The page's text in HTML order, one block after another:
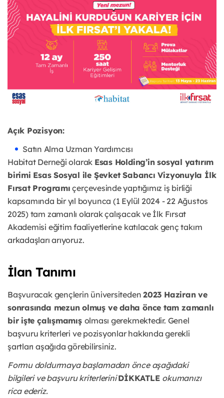
Açık Pozisyon:
Satın Alma Uzman Yardımcısı
Habitat Derneği olarak Esas Holding’in sosyal yatırım
birimi Esas Sosyal ile Şevket Sabancı Vizyonuyla İlk
Fırsat Programı çerçevesinde yaptığımız iş birliği
kapsamında bir yıl boyunca (1 Eylül 2024 - 22 Ağustos
2025) tam zamanlı olarak çalışacak ve İlk Fırsat
Akademisi eğitim faaliyetlerine katılacak genç takım
arkadaşları arıyoruz.
İlan Tanımı
Başvuracak gençlerin üniversiteden2023 Haziran ve
sonrasında mezun olmuş ve daha önce tam zamanlı
bir işte çalışmamış olması gerekmektedir. Genel
başvuru kriterleri ve pozisyonlar hakkında gerekli
şartları aşağıda görebilirsiniz.
Formu doldurmaya başlamadan önce aşağıdaki
bilgileri ve başvuru kriterleriniDİKKATLE okumanızı
rica ederiz.